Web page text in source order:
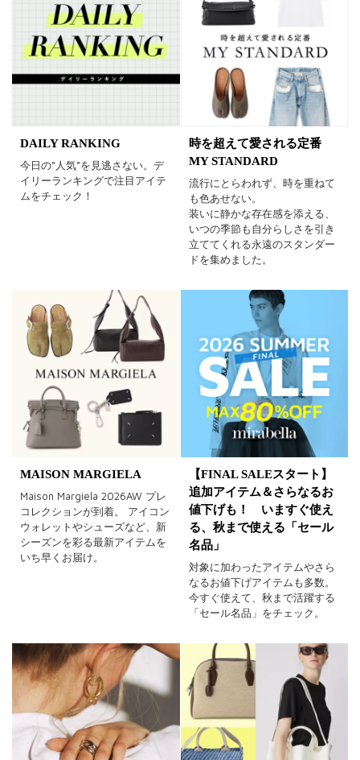
DAILY RANKING
今日の“人気”を見逃さない。デ
イリーランキングで注目アイテ
ムをチェック！
時を超えて愛される定番
MY STANDARD
流行にとらわれず、時を重ねて
も色あせない。
装いに静かな存在感を添える、
いつの季節も自分らしさを引き
立ててくれる永遠のスタンダー
ドを集めました。
MAISON MARGIELA
Maison Margiela 2026AW プレ
コレクションが到着。 アイコン
ウォレットやシューズなど、新
シーズンを彩る最新アイテムを
いち早くお届け。
【FINAL SALEスタート】
追加アイテム＆さらなるお
値下げも！ いますぐ使え
る、秋まで使える「セール
名品」
対象に加わったアイテムやさら
なるお値下げアイテムも多数。
今すぐ使えて、秋まで活躍する
「セール名品」をチェック。